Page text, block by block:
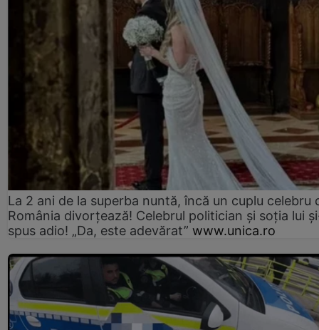
La 2 ani de la superba nuntă, încă un cuplu celebru
România divorțează! Celebrul politician și soția lui
spus adio! „Da, este adevărat” www.unica.ro